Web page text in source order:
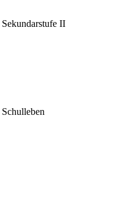
Sekundarstufe II
Schulleben